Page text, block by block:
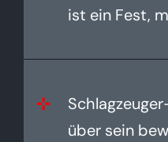
ist ein Fest,
über sein